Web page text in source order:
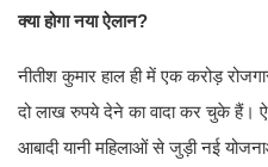
क्या होगा नया ऐलान?
नीतीश कुमार हाल ही में एक करोड़
दो लाख रुपये देने का वादा कर चुके
आबादी यानी महिलाओं से जुड़ी नई